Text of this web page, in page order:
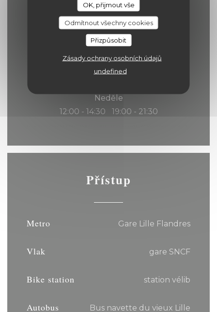
OK, přijmout vše
Odmítnout všechny cookies
Přizpůsobit
Zásady ochrany osobních údajů
undefined
Pátek
12:00 - 14:00 • 19:00 - 22:00
Sobota
12:00 - 14:30 • 19:00 - 22:00
Neděle
12:00 - 14:30
19:00 - 21:30
Přístup
Metro Gare Lille Flandres
Vlak gare SNCF
Bike station station vélib
Autobus Bus navette du vieux Lille